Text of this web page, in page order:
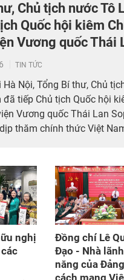
Chủ tịch nước Tô
Quốc hội kiêm
Vương quốc Thái
TIN TỨC
Nội, Tổng Bí thư, Chủ
đã tiếp Chủ tịch Quốc hội
Vương quốc Thái Lan
thăm chính thức Việt
8/2026).
nghị
Đồng chí Lê
Đạo - Nhà
năng của